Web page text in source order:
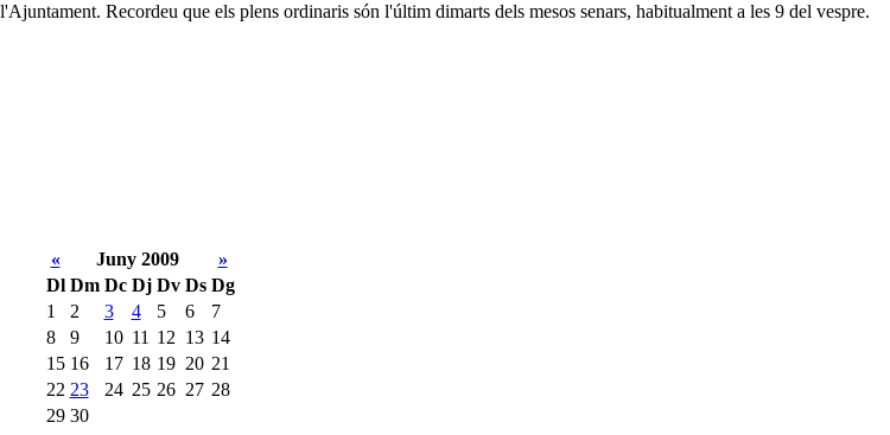
Recordeu que els plens ordinaris són l'últim dimarts dels mesos senars, habitualment a les 9 del vespre.
« Juny 2009
»
Dl Dm Dc Dj Dv Ds Dg
1
2 3 4 5 6
7
8
9 10 11 12 13 14
15 16 17 18 19 20 21
22 23 24 25 26 27 28
29 30